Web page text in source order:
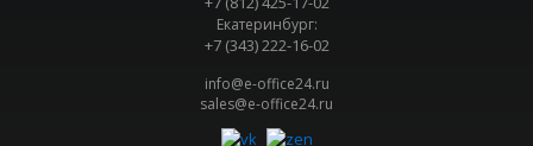
Екатеринбург:
+7 (343) 222-16-02
info@e-office24.ru
sales@e-office24.ru